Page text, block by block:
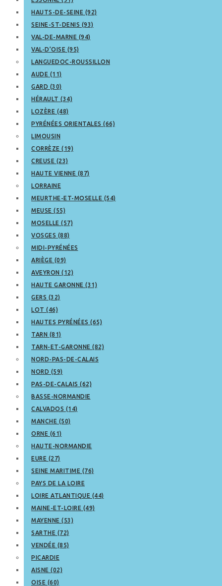
HAUTS-DE-SEINE (92)
SEINE-ST-DENIS (93)
VAL-DE-MARNE (94)
VAL-D’OISE (95)
LANGUEDOC-ROUSSILLON
AUDE (11)
GARD (30)
HÉRAULT (34)
LOZÈRE (48)
PYRÉNÉES ORIENTALES (66)
LIMOUSIN
CORRÈZE (19)
CREUSE (23)
HAUTE VIENNE (87)
LORRAINE
MEURTHE-ET-MOSELLE (54)
MEUSE (55)
MOSELLE (57)
VOSGES (88)
MIDI-PYRÉNÉES
ARIÈGE (09)
AVEYRON (12)
HAUTE GARONNE (31)
GERS (32)
LOT (46)
HAUTES PYRÉNÉES (65)
TARN (81)
TARN-ET-GARONNE (82)
NORD-PAS-DE-CALAIS
NORD (59)
PAS-DE-CALAIS (62)
BASSE-NORMANDIE
CALVADOS (14)
MANCHE (50)
ORNE (61)
HAUTE-NORMANDIE
EURE (27)
SEINE MARITIME (76)
PAYS DE LA LOIRE
LOIRE ATLANTIQUE (44)
MAINE-ET-LOIRE (49)
MAYENNE (53)
SARTHE (72)
VENDÉE (85)
PICARDIE
AISNE (02)
OISE (60)